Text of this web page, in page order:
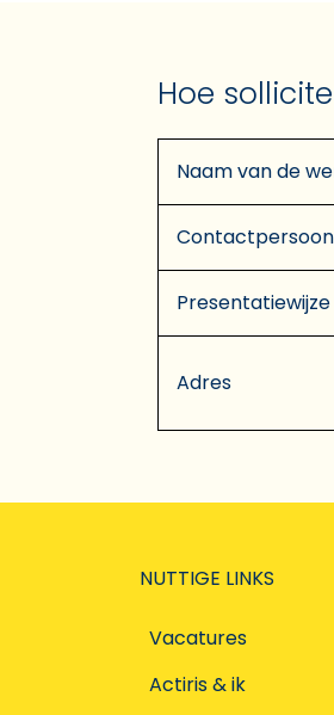
Hoe
Naam van de
Contactpersoon
Presentatiewijze
Adres
NUTTIGE LINKS
Vacatures
Actiris & ik